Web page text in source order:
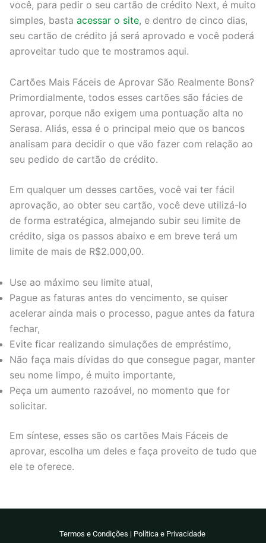
você, para pedir o seu cartão de crédito Next, é muito
simples, basta acessar o site, e dentro de cinco dias,
seu cartão de crédito já será aprovado e você poderá
aproveitar tudo que te mostramos aqui.
Cartões Mais Fáceis de Aprovar São Realmente Bons?
Primordialmente, todos esses cartões são fácies de
aprovar, porque não exigem uma pontuação alta no
Serasa. Aliás, essa é o principal meio que os bancos
analisam para decidir o que vão fazer com relação ao
seu pedido de cartão de crédito.
Em qualquer um desses cartões, você vai ter fácil
aprovação, ao obter seu cartão, você deve utilizá-lo
de forma estratégica, almejando subir seu limite de
crédito, siga os passos abaixo e em breve terá um
limite de mais de R$2.000,00.
Use ao máximo seu limite atual,
Pague as faturas antes do vencimento, se quiser
acelerar ainda mais o processo, pague antes da fatura
fechar,
Evite ficar realizando simulações de empréstimo,
Não faça mais dívidas do que consegue pagar, manter
seu nome limpo, é muito importante,
Peça um aumento razoável, no momento que for
solicitar.
Em síntese, esses são os cartões Mais Fáceis de
aprovar, escolha um deles e faça proveito de tudo que
ele te oferece.
Termos e Condições | Política e Privacidade